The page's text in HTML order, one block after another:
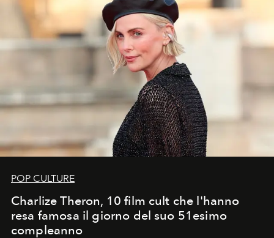
POP CULTURE
Charlize Theron, 10 film cult che l'hanno
resa famosa il giorno del suo 51esimo
compleanno